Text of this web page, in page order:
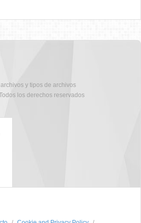
y tipos de archivos
los derechos reservados